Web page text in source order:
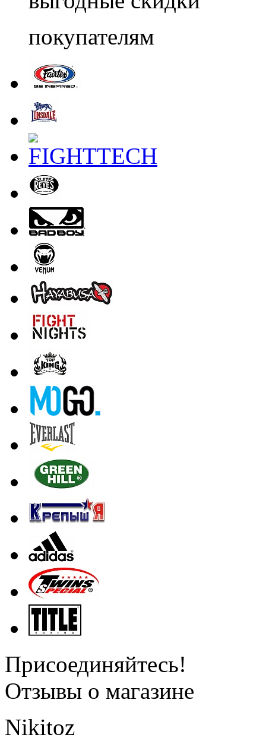
покупателям
Присоединяйтесь!
Отзывы о магазине
Nikitoz